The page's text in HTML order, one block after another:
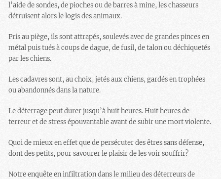
l’aide de sondes, de pioches ou de barres à mine, les chasseurs
détruisent alors le logis des animaux.
Pris au piège, ils sont attrapés, soulevés avec de grandes pinces en
métal puis tués à coups de dague, de fusil, de talon ou déchiquetés
par les chiens.
Les cadavres sont, au choix, jetés aux chiens, gardés en trophées
ou abandonnés dans la nature.
Le déterrage peut durer jusqu’à huit heures. Huit heures de
terreur et de stress épouvantable avant de subir une mort violente.
Quoi de mieux en effet que de persécuter des êtres sans défense,
dont des petits, pour savourer le plaisir de les voir souffrir?
Notre enquête en infiltration dans le milieu des déterreurs de